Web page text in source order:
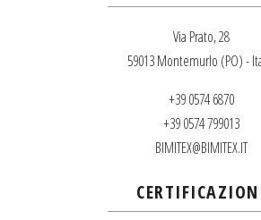
Via Prato, 28
59013 Montemurlo (PO) -
+39 0574 6870
+39 0574 799013
BIMITEX@BIMITEX.IT